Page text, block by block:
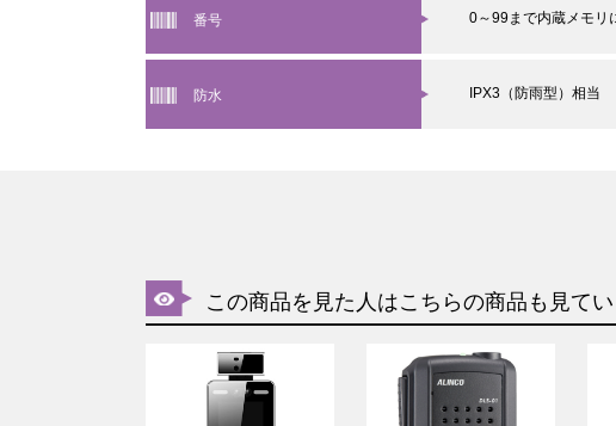
番号 0～99まで内蔵メモリ
防水 IPX3（防雨型）相当
この商品を見た人はこちらの商品も見て